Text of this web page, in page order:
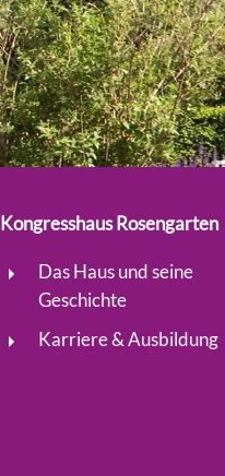
Kongresshaus Rosengarten
Das Haus und seine
Geschichte
Karriere & Ausbildung